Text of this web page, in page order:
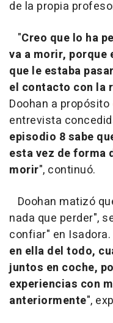
de la propia
"Creo que lo ha
va a morir, porque
que le estaba
el contacto con la
Doohan a propósito
entrevista
episodio 8 sabe
esta vez de forma
morir", continuó.
Doohan matizó
nada que perder",
confiar" en Isadora.
en ella del todo,
juntos en coche,
experiencias con
anteriormente",